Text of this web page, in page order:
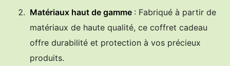
Matériaux haut de gamme : Fabriqué à partir de
matériaux de haute qualité, ce coffret cadeau
offre durabilité et protection à vos précieux
produits.